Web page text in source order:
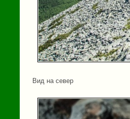
Вид на север